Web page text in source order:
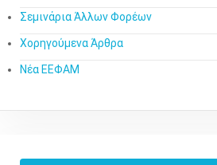
Σεμινάρια Άλλων Φορέων
Χορηγούμενα Άρθρα
Νέα ΕΕΦΑΜ